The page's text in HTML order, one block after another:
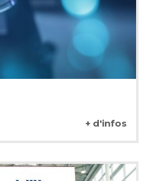
+ d'infos